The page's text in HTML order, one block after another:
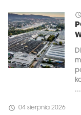
schedule
...
schedule 04 sierpnia 2026